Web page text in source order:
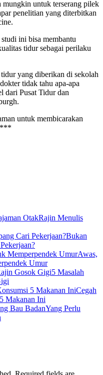
untuk terserang pilek
penelitian yang diterbitkan
ini bisa membantu
tidur sebagai perilaku
yang diberikan di sekolah
tidak tahu apa-apa
dari Pusat Tidur dan
untuk membicarakan
Rajin Menulis
Bukan
Awas,
Umur
5 Masalah
Cegah
Makanan Ini
Yang Perlu